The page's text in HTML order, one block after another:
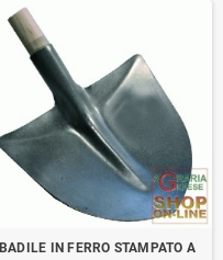
BADILE IN FERRO STAMPATO A